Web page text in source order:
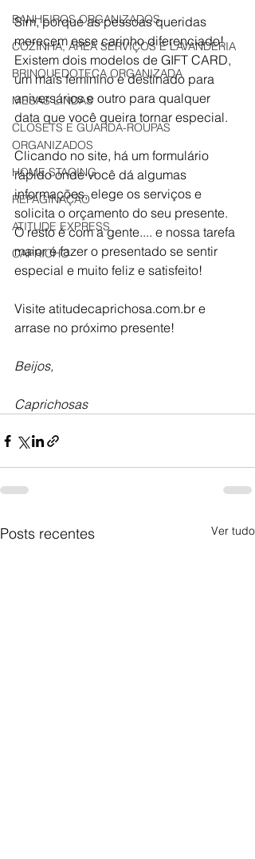
BANHEIROS ORGANIZADOS
COZINHA, ÁREA SERVIÇOS E LAVANDERIA
BRINQUEDOTECA ORGANIZADA
MESAS LINDAS
CLOSETS E GUARDA-ROUPAS
ORGANIZADOS
HOME STAGING
REPAGINAÇÃO
ATITUDE EXPRESS
CAPRICHO
Sim, porque as pessoas queridas
merecem esse carinho diferenciado!
Existem dois modelos de GIFT CARD,
um mais feminino e destinado para
aniversários e outro para qualquer
data que você queira tornar especial.
Clicando no site, há um formulário
rápido onde você dá algumas
informações, elege os serviços e
solicita o orçamento do seu presente.
O resto é com a gente.... e nossa tarefa
maior é fazer o presentado se sentir
especial e muito feliz e satisfeito!
Visite atitudecaprichosa.com.br e
arrase no próximo presente!
Beijos,
Caprichosas
Posts recentes Ver tudo